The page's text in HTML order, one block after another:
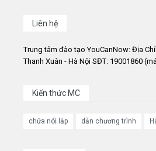
Liên hệ
Trung tâm đào tạo YouCanNow: Địa
Thanh Xuân - Hà Nội SĐT: 19001860
Kiến thức MC
chữa nói lắp dẫn chương trình